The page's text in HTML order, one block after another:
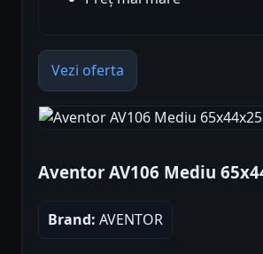
Vezi oferta
Aventor AV106 Mediu
Brand: AVENTOR